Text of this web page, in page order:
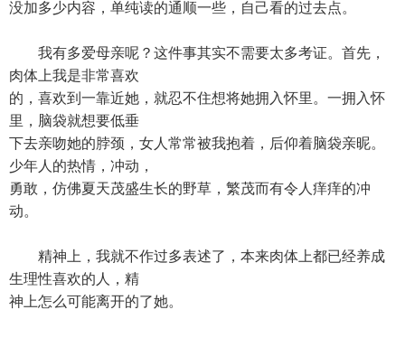
没加多少内容，单纯读的通顺一些，自己看的过去点。
我有多爱母亲呢？这件事其实不需要太多考证。首先，
肉体上我是非常喜欢
的，喜欢到一靠近她，就忍不住想将她拥入怀里。一拥入怀
里，脑袋就想要低垂
下去亲吻她的脖颈，女人常常被我抱着，后仰着脑袋亲昵。
少年人的热情，冲动，
勇敢，仿佛夏天茂盛生长的野草，繁茂而有令人痒痒的冲
动。
精神上，我就不作过多表述了，本来肉体上都已经养成
生理性喜欢的人，精
神上怎么可能离开的了她。